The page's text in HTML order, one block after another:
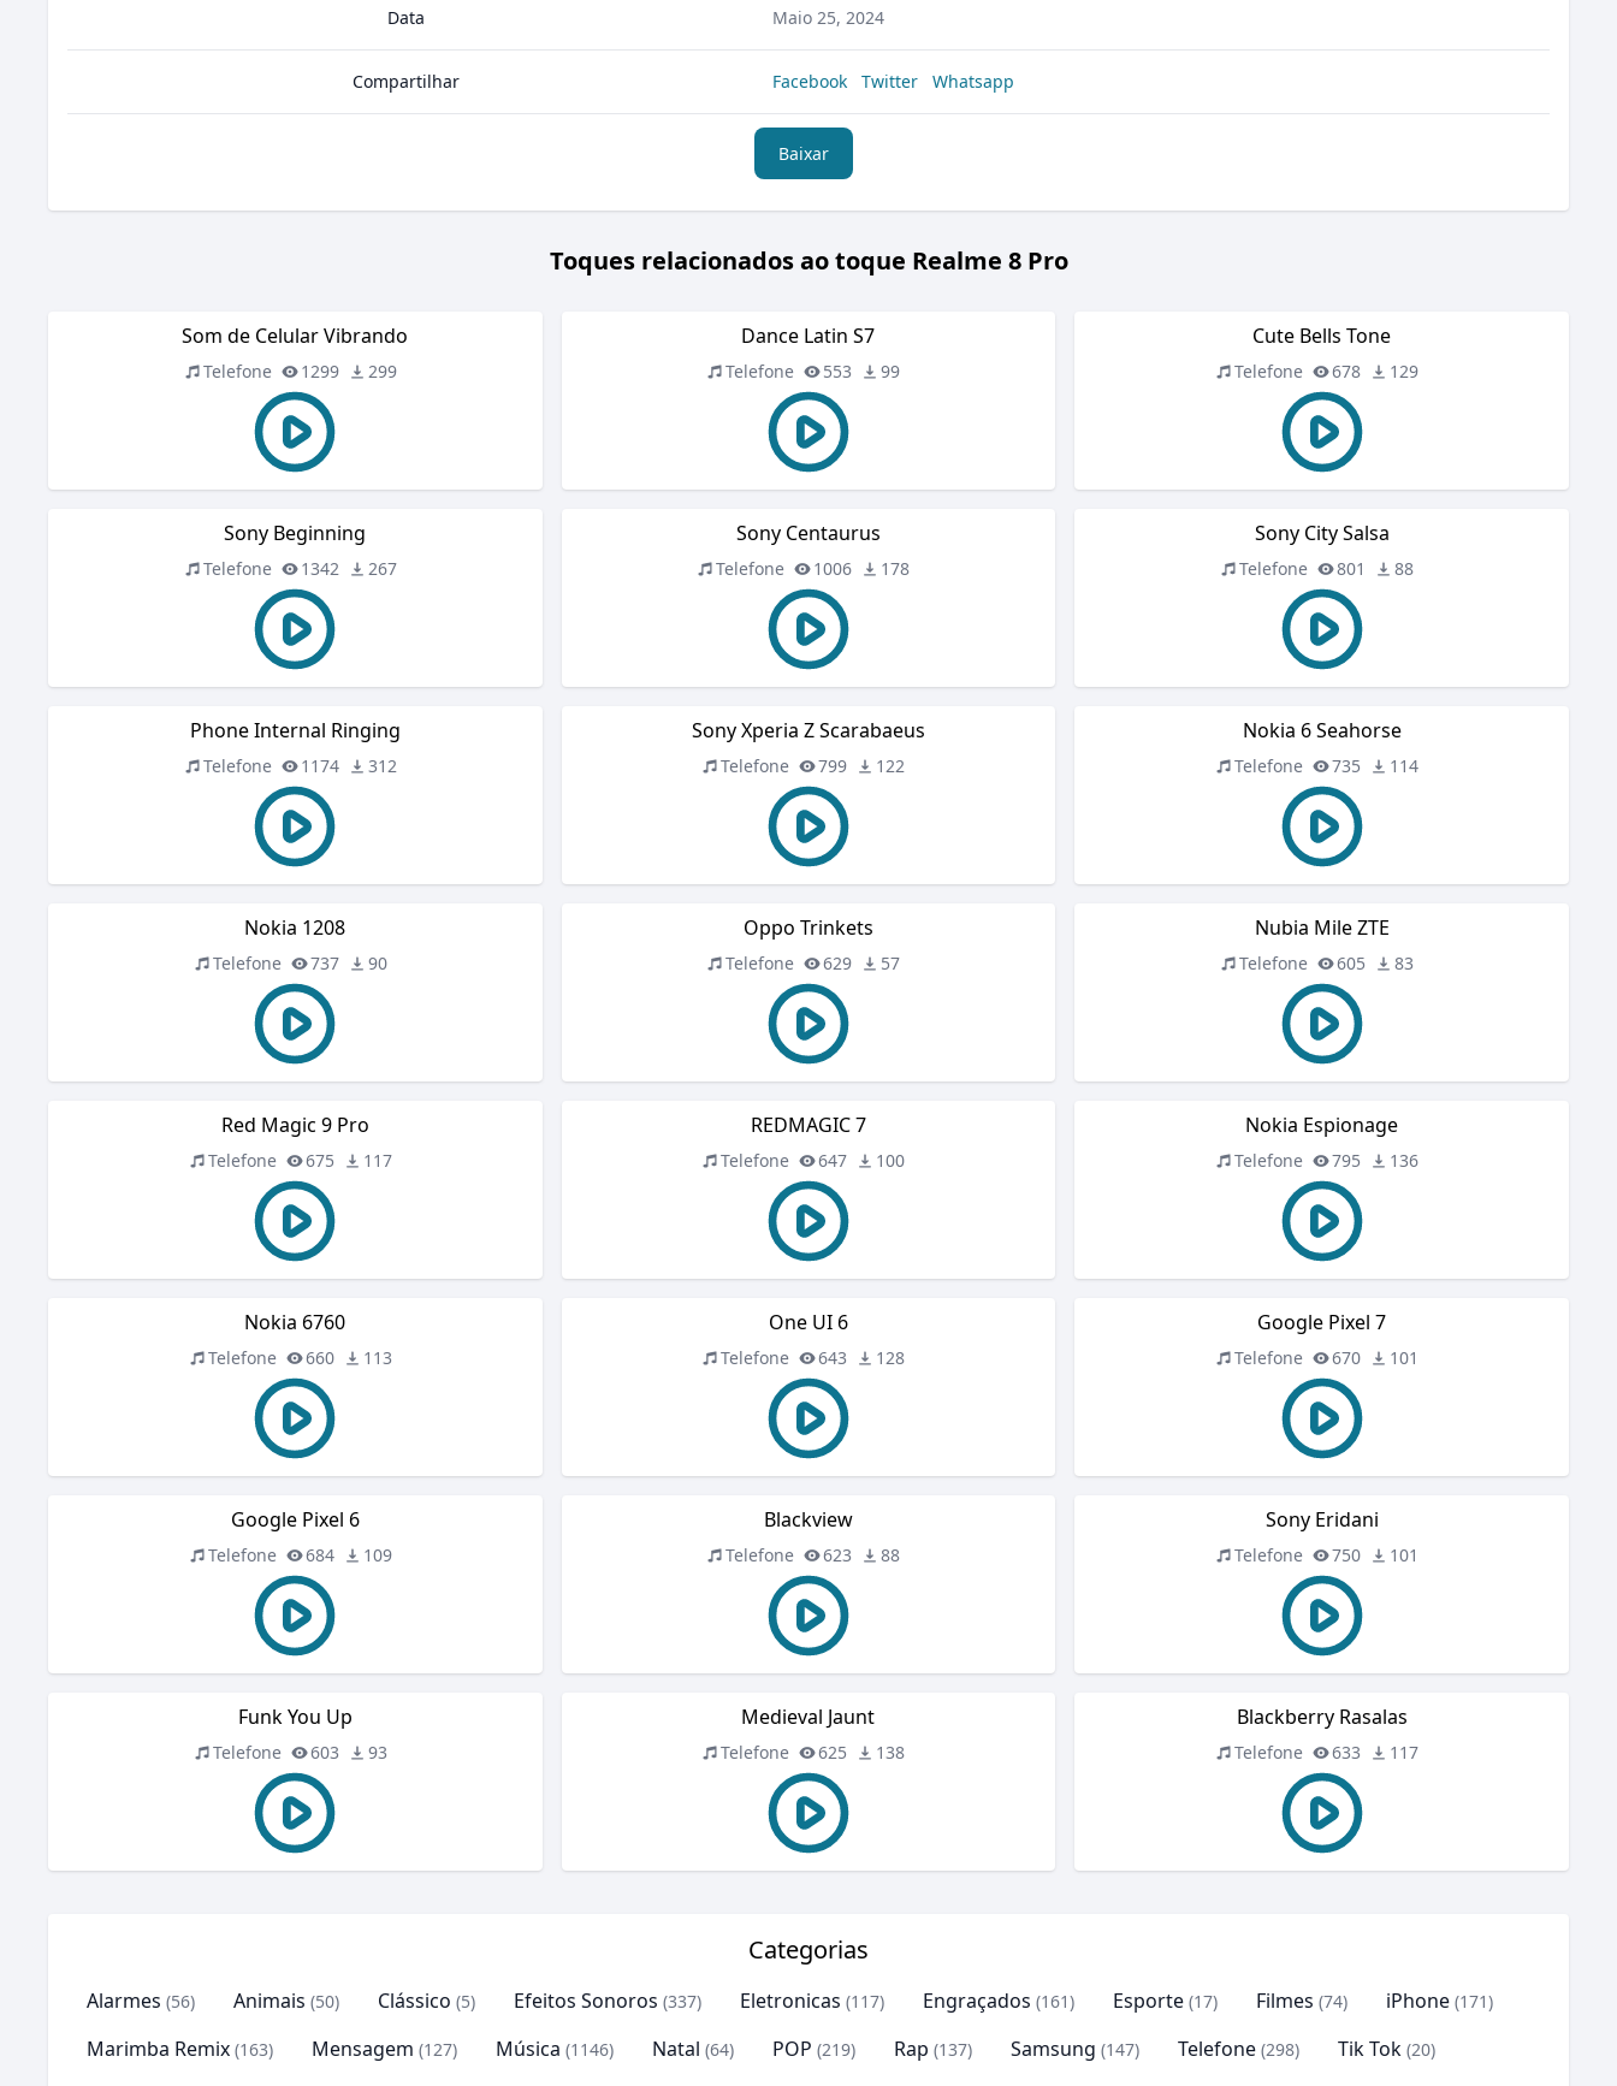
Data Maio 25, 2024
Compartilhar Facebook Twitter Whatsapp
Baixar
Toques relacionados ao toque Realme 8 Pro
Som de Celular Vibrando
Telefone 1299 299
Dance Latin S7
Telefone 553 99
Cute Bells Tone
Telefone 678 129
Sony Beginning
Telefone 1342 267
Sony Centaurus
Telefone 1006 178
Sony City Salsa
Telefone 801 88
Phone Internal Ringing
Telefone 1174 312
Sony Xperia Z Scarabaeus
Telefone 799 122
Nokia 6 Seahorse
Telefone 735 114
Nokia 1208
Telefone 737 90
Oppo Trinkets
Telefone 629 57
Nubia Mile ZTE
Telefone 605 83
Red Magic 9 Pro
Telefone 675 117
REDMAGIC 7
Telefone 647 100
Nokia Espionage
Telefone 795 136
Nokia 6760
Telefone 660 113
One UI 6
Telefone 643 128
Google Pixel 7
Telefone 670 101
Google Pixel 6
Telefone 684 109
Blackview
Telefone 623 88
Sony Eridani
Telefone 750 101
Funk You Up
Telefone 603 93
Medieval Jaunt
Telefone 625 138
Blackberry Rasalas
Telefone 633 117
Categorias
Alarmes (56) Animais (50) Clássico (5) Efeitos Sonoros (337) Eletronicas (117) Engraçados (161) Esporte (17) Filmes (74) iPhone (171)
Marimba Remix (163) Mensagem (127) Música (1146) Natal (64) POP (219) Rap (137) Samsung (147) Telefone (298) Tik Tok (20)